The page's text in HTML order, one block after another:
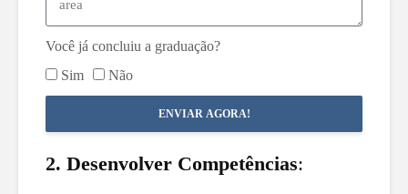
Você já concluiu a graduação?
Sim
Não
ENVIAR AGORA!
2. Desenvolver Competências: